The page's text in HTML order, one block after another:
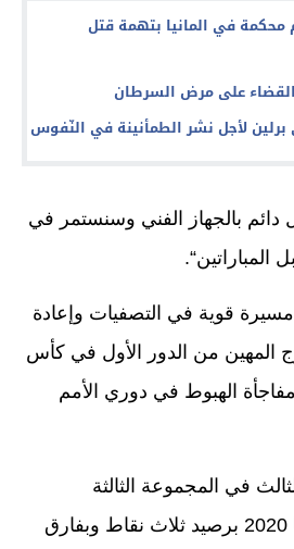
في المانيا بتهمة قتل
على مرض السرطان
برلين لأجل نشر الطمأنينة في النّفوس
دائم بالجهاز الفني وسنستمر في
المباراتين“.
قوية في التصفيات وإعادة
المهين من الدور الأول في كأس
الهبوط في دوري الأمم
في المجموعة الثالثة
بتصفيات بطولة أوروبا 2020 برصيد ثلاث نقاط وبفارق